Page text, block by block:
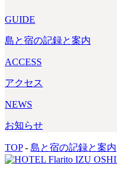
GUIDE
島と宿の記録と案内
ACCESS
アクセス
NEWS
お知らせ
TOP - 島と宿の記録と案内